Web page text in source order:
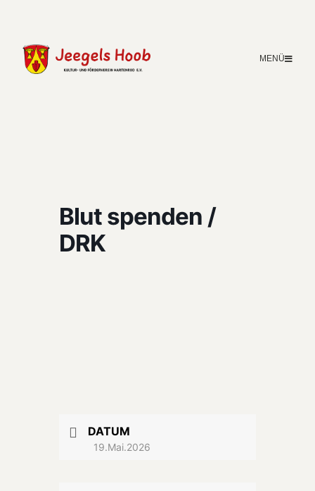
MENÜ
Blut spenden /
DRK
DATUM
19.Mai.2026